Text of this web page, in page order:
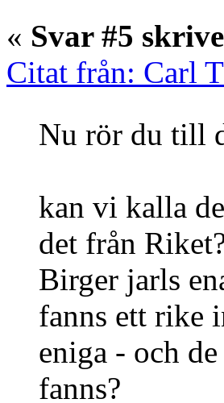
« Svar #5
Citat från: Carl
Nu rör du till
kan vi kalla
det från
Birger jarls
fanns ett rike
eniga - och
fanns?